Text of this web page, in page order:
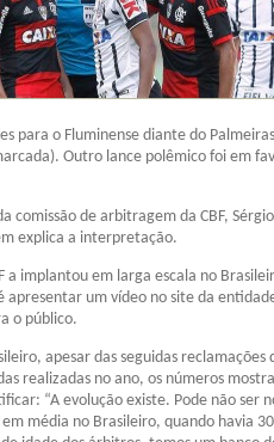
para o Fluminense diante do Palmeiras
Outro lance polêmico foi em
comissão de arbitragem da CBF,
explica a interpretação.
a implantou em larga escala no
apresentar um vídeo no site da
o público.
apesar das seguidas reclamações
realizadas no ano, os números
“A evolução existe. Pode não ser
média no Brasileiro, quando havia